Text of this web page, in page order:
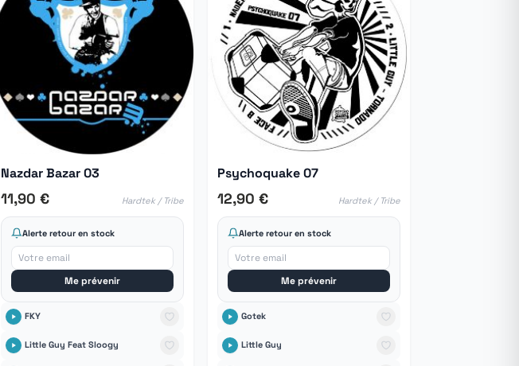
Nazdar Bazar 03
11,90 € Hardtek / Tribe
Alerte retour en stock
Me prévenir
FKY
Little Guy Feat Sloogy
Psychoquake 07
12,90 € Hardtek / Tribe
Alerte retour en stock
Me prévenir
Gotek
Little Guy